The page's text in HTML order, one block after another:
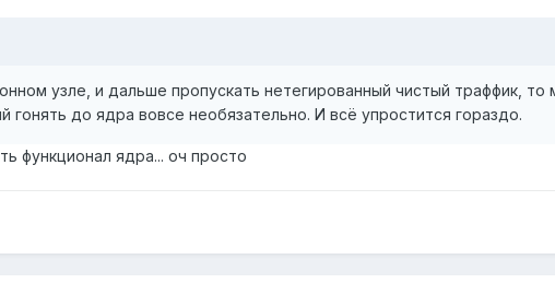
узле, и дальше пропускать нетегированный чистый траффик,
гонять до ядра вовсе необязательно. И всё упростится гораздо.
функционал ядра... оч просто